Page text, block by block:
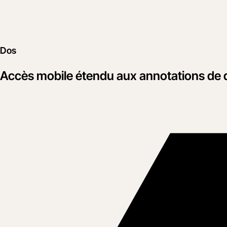
Dos
Accès mobile étendu aux annotations de